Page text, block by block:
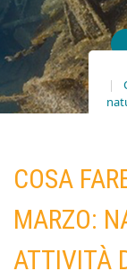
COSA
MARZO:
ATTIVITÀ